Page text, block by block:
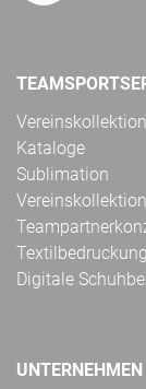
Kataloge
Sublimation
Vereinskollektion
Textilbedruckung
Digitale
UNTERNEHMEN